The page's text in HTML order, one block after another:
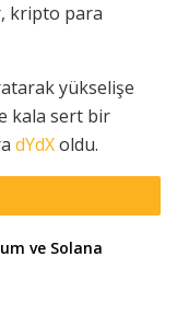
kripto para
yükselişe
kala sert bir
dYdXoldu.
ve Solana